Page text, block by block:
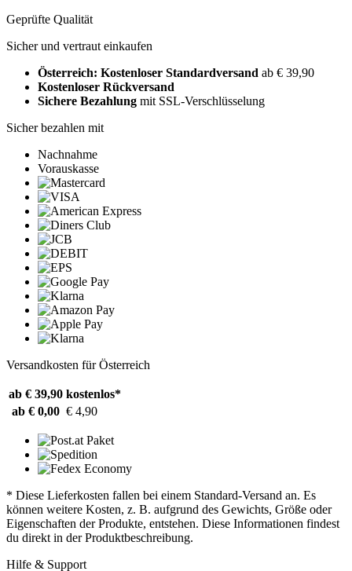
Geprüfte Qualität
Sicher und vertraut einkaufen
Österreich: Kostenloser Standardversand ab € 39,90
Kostenloser Rückversand
Sichere Bezahlung mit SSL-Verschlüsselung
Sicher bezahlen mit
Nachnahme
Vorauskasse
Versandkosten für Österreich
ab € 39,90 kostenlos*
ab € 0,00 € 4,90
* Diese Lieferkosten fallen bei einem Standard-Versand an. Es
können weitere Kosten, z. B. aufgrund des Gewichts, Größe oder
Eigenschaften der Produkte, entstehen. Diese Informationen findest
du direkt in der Produktbeschreibung.
Hilfe & Support